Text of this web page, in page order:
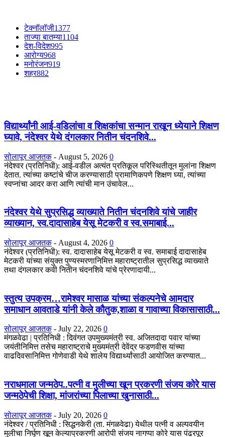
टेक्नॉलॉजी1377
ताज्या बातम्या1104
देश-विदेश995
आरोग्य968
मनोरंजन919
शहर882
विद्यार्थ्यांनी आई-वडिलांचा व शिक्षकांचा सन्मान राखून ध्येयाने शिक्षण
घ्यावे, नंदेश्वर येथे दंगलकार नितीन चंदनशिवे...
सोलापूर आजतक - August 5, 2026 0
नंदेश्वर (प्रतिनिधी): आई-वडील अत्यंत प्रतिकूल परिस्थितीतून मुलांना शिक्षण
देतात. त्यांच्या कष्टांचे चीज करण्यासाठी प्रामाणिकपणे शिक्षण घ्या, त्यांच्या
स्वप्नांचा आदर करा आणि त्यांची मान उंचावेल...
नंदेश्वर येथे सुप्रसिद्ध व्याख्याते नितीन चंदनशिवे यांचे जाहीर
व्याख्यान, स्व.दादासाहेब येसू मेटकरी व स्व.समाबाई...
सोलापूर आजतक - August 4, 2026 0
नंदेश्वर (प्रतिनिधी): स्व. दादासाहेब येसू मेटकरी व स्व. समाबाई दादासाहेब
मेटकरी यांच्या संयुक्त पुण्यस्मरणानिमित्त महाराष्ट्रातील सुप्रसिद्ध व्याख्याते
तथा दंगलकार कवी नितीन चंदनशिवे यांचे प्रेरणादायी...
स्तुत्य उपक्रम…रामेश्वर मासाळ यांच्या संकल्पनेचे आमदार
समाधान आवताडे यांनी केले कौतुक,शाळा व गावाच्या विकासासाठी...
सोलापूर आजतक - July 22, 2026 0
मंगळवेढा | प्रतिनिधी : दिवंगत उपमुख्यमंत्री स्व. अजितदादा पवार यांच्या
जयंतीनिमित्त तसेच महाराष्ट्राचे मुख्यमंत्री देवेंद्र फडणवीस यांच्या
वाढदिवसानिमित्त गोणेवाडी येथे शालेय विद्यार्थ्यांसाठी आयोजित करण्यात...
नराधमाला जन्मठेप..पत्नी व मुलीच्या खून प्रकरणी संजय कोरे यास
जन्मठेपेची शिक्षा, मांजरांच्या पिलाच्या खुनासाठी...
सोलापूर आजतक - July 20, 2026 0
नंदेश्वर / प्रतिनिधी : सिद्धनकेरी (ता. मंगळवेढा) येथील पत्नी व अल्पवयीन
मुलीचा निर्घृण खून केल्याप्रकरणी आरोपी संजय नागप्पा कोरे यास पंढरपूर